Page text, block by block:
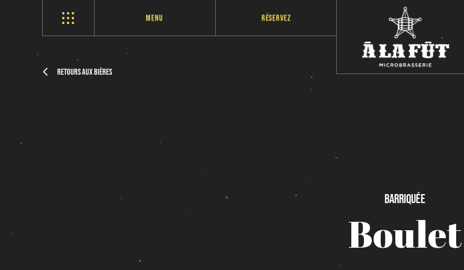
Menu Réservez
Retours aux bières
Barriquée
Boulet